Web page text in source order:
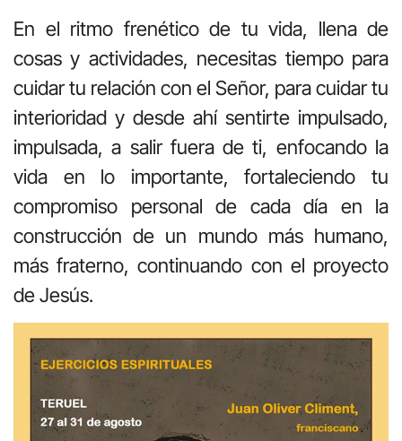
En el ritmo frenético de tu vida, llena de
cosas y actividades, necesitas tiempo para
cuidar tu relación con el Señor, para cuidar tu
interioridad y desde ahí sentirte impulsado,
impulsada, a salir fuera de ti, enfocando la
vida en lo importante, fortaleciendo tu
compromiso personal de cada día en la
construcción de un mundo más humano,
más fraterno, continuando con el proyecto
de Jesús.